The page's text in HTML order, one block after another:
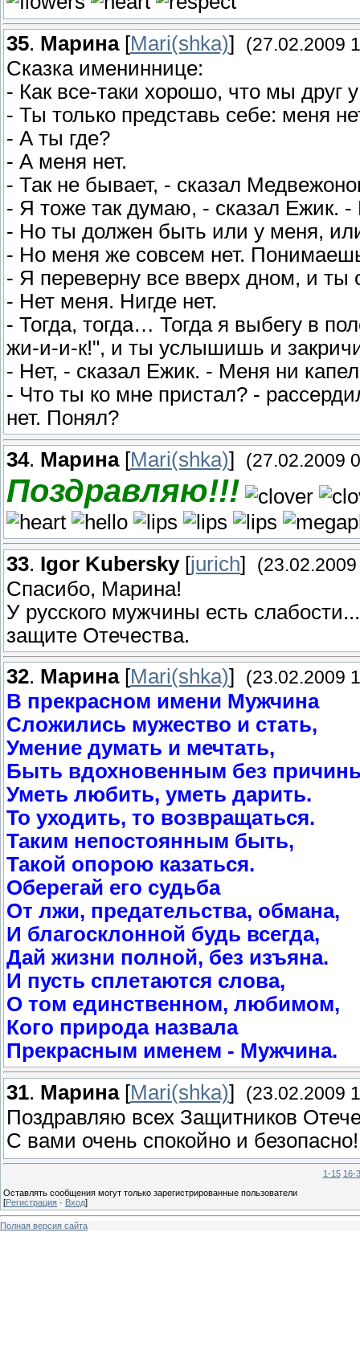
35. Марина [Mari(shka)] (27.02.2009
Сказка имениннице:
- Как все-таки хорошо, что мы друг
- Ты только представь себе: меня
- А ты где?
- А меня нет.
- Так не бывает, - сказал
- Я тоже так думаю, - сказал Ежик.
- Но ты должен быть или у меня,
- Но меня же совсем нет.
- Я переверну все вверх дном, и
- Нет меня. Нигде нет.
- Тогда, тогда… Тогда я выбегу в
жи-и-и-к!", и ты услышишь и
- Нет, - сказал Ежик. - Меня ни
- Что ты ко мне пристал? -
нет. Понял?
34. Марина [Mari(shka)] (27.02.2009
Поздравляю!!!
33. Igor Kubersky [jurich]
Спасибо, Марина!
У русского мужчины есть
защите Отечества.
32. Марина [Mari(shka)] (23.02.2009
В прекрасном имени Мужчина
Сложились мужество и стать,
Умение думать и мечтать,
Быть вдохновенным без
Уметь любить, уметь дарить.
То уходить, то возвращаться.
Таким непостоянным быть,
Такой опорою казаться.
Оберегай его судьба
От лжи, предательства, обмана,
И благосклонной будь всегда,
Дай жизни полной, без изъяна.
И пусть сплетаются слова,
О том единственном, любимом,
Кого природа назвала
Прекрасным именем - Мужчина.
31. Марина [Mari(shka)] (23.02.2009
Поздравляю всех Защитников
С вами очень спокойно и
1-15 16-
Оставлять сообщения могут только зарегистрированные пользователи
[Регистрация · Вход]
Полная версия сайта